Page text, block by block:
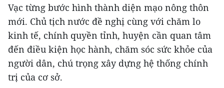
Vạc từng bước hình thành diện mạo nông thôn
mới. Chủ tịch nước đề nghị cùng với chăm lo
kinh tế, chính quyền tỉnh, huyện cần quan tâm
đến điều kiện học hành, chăm sóc sức khỏe của
người dân, chú trọng xây dựng hệ thống chính
trị của cơ sở.